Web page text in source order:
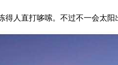
人直打哆嗦。不过不一会太